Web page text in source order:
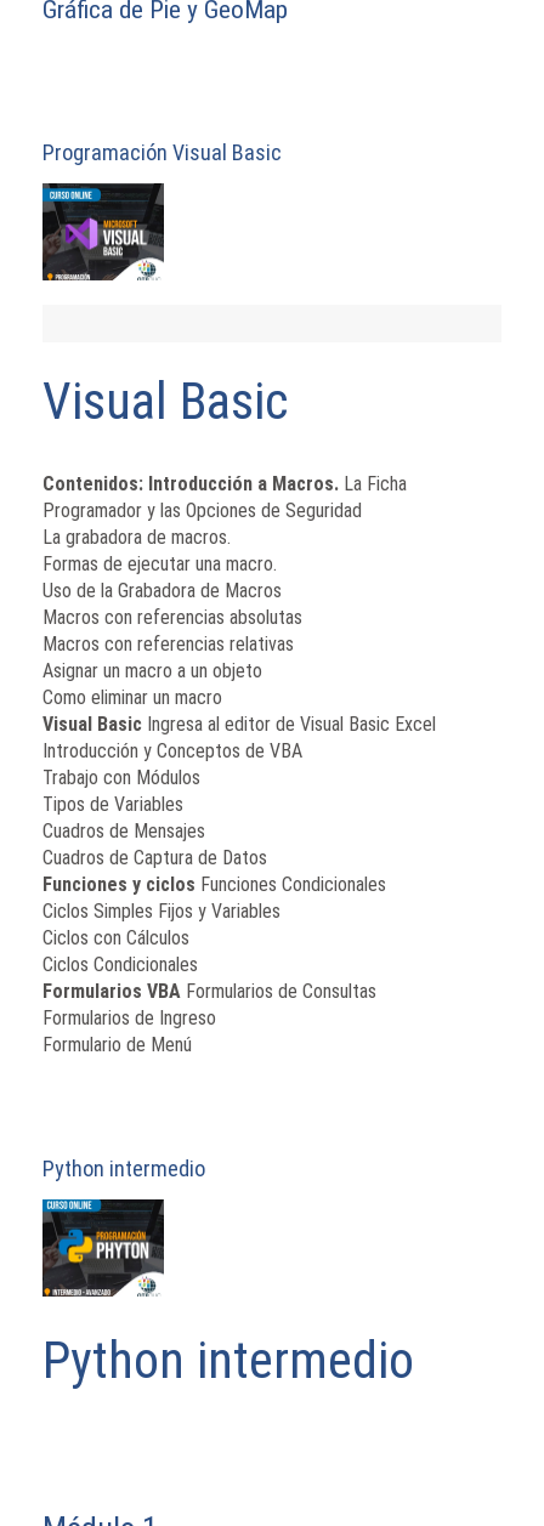
Gráfica de Pie y GeoMap
Programación Visual Basic
Visual Basic
Contenidos: Introducción a Macros. La Ficha
Programador y las Opciones de Seguridad
La grabadora de macros.
Formas de ejecutar una macro.
Uso de la Grabadora de Macros
Macros con referencias absolutas
Macros con referencias relativas
Asignar un macro a un objeto
Como eliminar un macro
Visual Basic Ingresa al editor de Visual Basic Excel
Introducción y Conceptos de VBA
Trabajo con Módulos
Tipos de Variables
Cuadros de Mensajes
Cuadros de Captura de Datos
Funciones y ciclos Funciones Condicionales
Ciclos Simples Fijos y Variables
Ciclos con Cálculos
Ciclos Condicionales
Formularios VBA Formularios de Consultas
Formularios de Ingreso
Formulario de Menú
Python intermedio
Python intermedio